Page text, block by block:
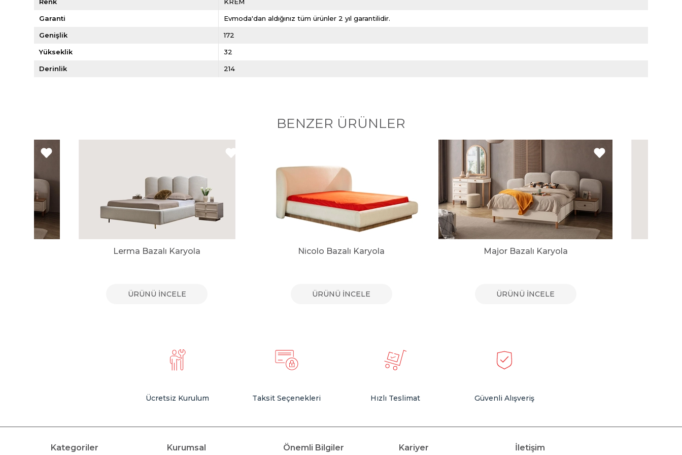
Garanti Evmoda'dan aldığınız tüm ürünler 2 yıl garantilidir.
Genişlik 172
Yükseklik 32
Derinlik 214
BENZER ÜRÜNLER
Lerma Bazalı Karyola
ÜRÜNÜ İNCELE
Nicolo Bazalı Karyola
ÜRÜNÜ İNCELE
Major Bazalı Karyola
ÜRÜNÜ İNCELE
Ücretsiz Kurulum Taksit Seçenekleri Hızlı Teslimat Güvenli Alışveriş
Kategoriler Kurumsal Önemli Bilgiler Kariyer İletişim